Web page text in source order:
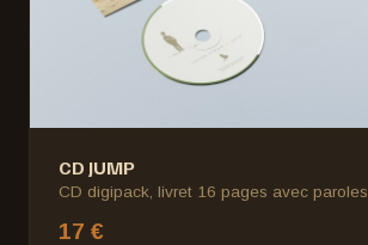
CD JUMP
CD digipack, livret 16 pages avec paroles
17 €